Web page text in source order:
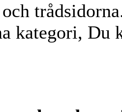
kategori, Du